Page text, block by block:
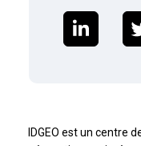
IDGEO est un centre